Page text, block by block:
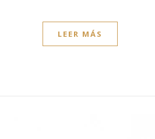
LEER MÁS